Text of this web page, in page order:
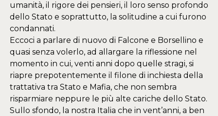
umanità, il rigore dei pensieri, il loro senso profondo
dello Stato e soprattutto, la solitudine a cui furono
condannati.
Eccoci a parlare di nuovo di Falcone e Borsellino e
quasi senza volerlo, ad allargare la riflessione nel
momento in cui, venti anni dopo quelle stragi, si
riapre prepotentemente il filone di inchiesta della
trattativa tra Stato e Mafia, che non sembra
risparmiare neppure le più alte cariche dello Stato.
Sullo sfondo, la nostra Italia che in vent’anni, a ben